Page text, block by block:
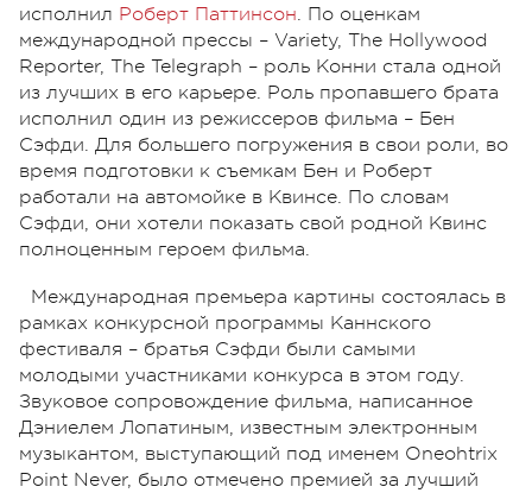
исполнил Роберт Паттинсон. По оценкам
международной прессы – Variety, The Hollywood
Reporter, The Telegraph – роль Конни стала одной
из лучших в его карьере. Роль пропавшего брата
исполнил один из режиссеров фильма – Бен
Сэфди. Для большего погружения в свои роли, во
время подготовки к съемкам Бен и Роберт
работали на автомойке в Квинсе. По словам
Сэфди, они хотели показать свой родной Квинс
полноценным героем фильма.
Международная премьера картины состоялась в
рамках конкурсной программы Каннского
фестиваля – братья Сэфди были самыми
молодыми участниками конкурса в этом году.
Звуковое сопровождение фильма, написанное
Дэниелем Лопатиным, известным электронным
музыкантом, выступающий под именем Oneohtrix
Point Never, было отмечено премией за лучший